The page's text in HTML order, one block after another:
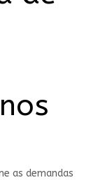
as demandas